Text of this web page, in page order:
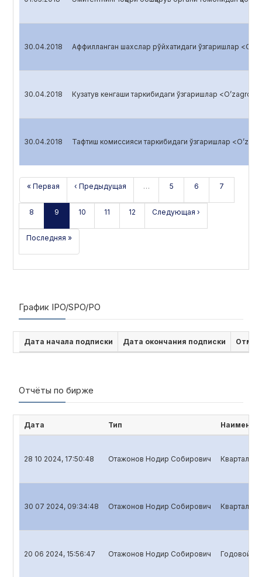
30.04.2018 Аффилланган шахслар рўйхатидаги ўзгаришлар
30.04.2018 Кузатув кенгаши таркибидаги ўзгаришлар
30.04.2018 Тафтиш комиссияси таркибидаги ўзгаришлар
« Первая ‹ Предыдущая … 5 6 7
8 9 10 11 12 Следующая ›
Последняя »
График IPO/SPO/PO
Дата начала подписки Дата окончания подписки
Отчёты по бирже
Дата Тип
28 10 2024, 17:50:48 Отажонов Нодир Собирович
30 07 2024, 09:34:48 Отажонов Нодир Собирович
20 06 2024, 15:56:47 Отажонов Нодир Собирович Годовой